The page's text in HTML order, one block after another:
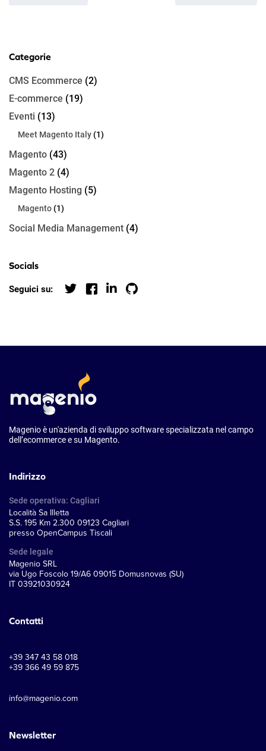
Categorie
CMS Ecommerce (2)
E-commerce (19)
Eventi (13)
Meet Magento Italy (1)
Magento (43)
Magento 2 (4)
Magento Hosting (5)
Magento (1)
Social Media Management (4)
Socials
Seguici su:
Magenio è un'azienda di sviluppo software specializzata nel campo
dell’ecommerce e su Magento.
Indirizzo
Sede operativa: Cagliari
Località Sa Illetta
S.S. 195 Km 2.300 09123 Cagliari
presso OpenCampus Tiscali
Sede legale
Magenio SRL
via Ugo Foscolo 19/A6 09015 Domusnovas (SU)
IT 03921030924
Contatti
+39 347 43 58 018
+39 366 49 59 875
info@magenio.com
Newsletter